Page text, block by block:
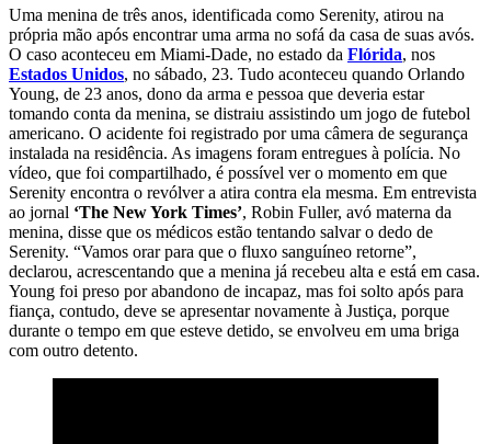
Uma menina de três anos, identificada como Serenity, atirou na
própria mão após encontrar uma arma no sofá da casa de suas avós.
O caso aconteceu em Miami-Dade, no estado da Flórida, nos
Estados Unidos, no sábado, 23. Tudo aconteceu quando Orlando
Young, de 23 anos, dono da arma e pessoa que deveria estar
tomando conta da menina, se distraiu assistindo um jogo de futebol
americano. O acidente foi registrado por uma câmera de segurança
instalada na residência. As imagens foram entregues à polícia. No
vídeo, que foi compartilhado, é possível ver o momento em que
Serenity encontra o revólver a atira contra ela mesma. Em entrevista
ao jornal ‘The New York Times’, Robin Fuller, avó materna da
menina, disse que os médicos estão tentando salvar o dedo de
Serenity. “Vamos orar para que o fluxo sanguíneo retorne”,
declarou, acrescentando que a menina já recebeu alta e está em casa.
Young foi preso por abandono de incapaz, mas foi solto após para
fiança, contudo, deve se apresentar novamente à Justiça, porque
durante o tempo em que esteve detido, se envolveu em uma briga
com outro detento.